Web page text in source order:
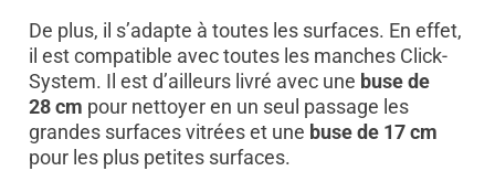
De plus, il s’adapte à toutes les surfaces. En effet,
il est compatible avec toutes les manches Click-
System. Il est d’ailleurs livré avec une buse de
28 cm pour nettoyer en un seul passage les
grandes surfaces vitrées et une buse de 17 cm
pour les plus petites surfaces.